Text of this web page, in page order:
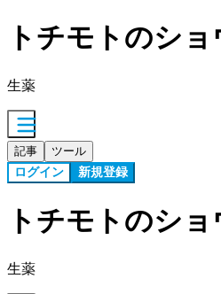
トチモトのシ
生薬
記事 ツール
ログイン 新規登録
トチモトのシ
生薬